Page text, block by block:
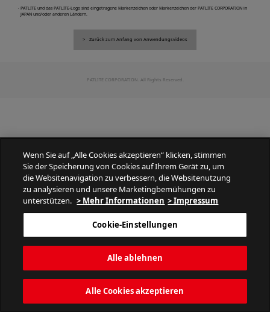
・PATLITE und das PATLITE-Logo sind eingetragene Markenzeichen oder Markenzeichen der PATLITE CORPORATION in
JAPAN und/oder anderen Ländern.
Zurück zum Anfang von Anwendungsvideos
PATLITE CORPORATION. All Rights Reserved.
Wenn Sie auf „Alle Cookies akzeptieren“ klicken, stimmen
Sie der Speicherung von Cookies auf Ihrem Gerät zu, um
die Websitenavigation zu verbessern, die Websitenutzung
zu analysieren und unsere Marketingbemühungen zu
unterstützen. > Mehr Informationen > Impressum
Cookie-Einstellungen
Alle ablehnen
Alle Cookies akzeptieren